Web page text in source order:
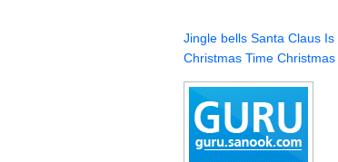
Jingle bells Santa Claus Is
Christmas Time Christmas